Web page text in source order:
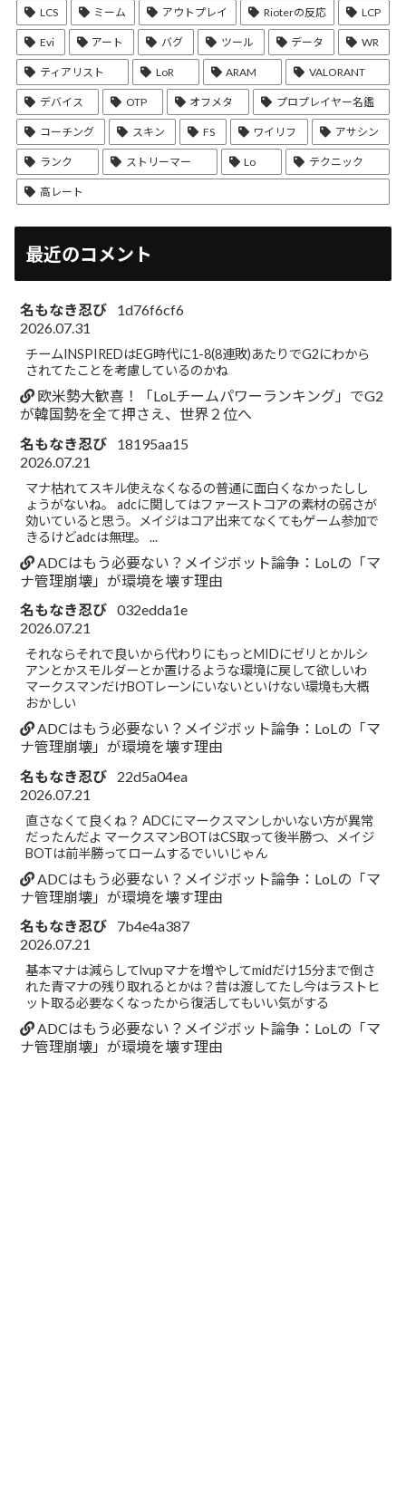
LCS ミーム アウトプレイ Rioterの反応 LCP
Evi アート バグ ツール データ WR
ティアリスト LoR ARAM VALORANT
デバイス OTP オフメタ プロプレイヤー名鑑
コーチング スキン FS ワイリフ アサシン
ランク ストリーマー Lo テクニック
高レート
最近のコメント
名もなき忍び
1d76f6cf6
2026.07.31
チームINSPIREDはEG時代に1-8(8連敗)あたりでG2にわから
されてたことを考慮しているのかね
欧米勢大歓喜！「LoLチームパワーランキング」でG2
が韓国勢を全て押さえ、世界２位へ
名もなき忍び
18195aa15
2026.07.21
マナ枯れてスキル使えなくなるの普通に面白くなかったしし
ょうがないね。 adcに関してはファーストコアの素材の弱さが
効いていると思う。メイジはコア出来てなくてもゲーム参加で
きるけどadcは無理。 ...
ADCはもう必要ない？メイジボット論争：LoLの「マ
ナ管理崩壊」が環境を壊す理由
名もなき忍び 032edda1e
2026.07.21
それならそれで良いから代わりにもっとMIDにゼリとかルシ
アンとかスモルダーとか置けるような環境に戻して欲しいわ
マークスマンだけBOTレーンにいないといけない環境も大概
おかしい
ADCはもう必要ない？メイジボット論争：LoLの「マ
ナ管理崩壊」が環境を壊す理由
名もなき忍び
22d5a04ea
2026.07.21
直さなくて良くね？ ADCにマークスマンしかいない方が異常
だったんだよ マークスマンBOTはCS取って後半勝つ、メイジ
BOTは前半勝ってロームするでいいじゃん
ADCはもう必要ない？メイジボット論争：LoLの「マ
ナ管理崩壊」が環境を壊す理由
名もなき忍び
7b4e4a387
2026.07.21
基本マナは減らしてlvupマナを増やしてmidだけ15分まで倒さ
れた青マナの残り取れるとかは？昔は渡してたし今はラストヒ
ット取る必要なくなったから復活してもいい気がする
ADCはもう必要ない？メイジボット論争：LoLの「マ
ナ管理崩壊」が環境を壊す理由